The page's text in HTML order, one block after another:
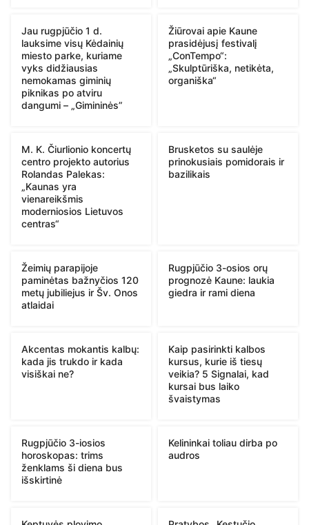
Jau rugpjūčio 1 d.
lauksime visų Kėdainių
miesto parke, kuriame
vyks didžiausias
nemokamas giminių
piknikas po atviru
dangumi – „Gimininės”
Žiūrovai apie Kaune
prasidėjusį festivalį
„ConTempo“:
„Skulptūriška, netikėta,
organiška“
M. K. Čiurlionio koncertų
centro projekto autorius
Rolandas Palekas:
„Kaunas yra
vienareikšmis
moderniosios Lietuvos
centras“
Brusketos su saulėje
prinokusiais pomidorais ir
bazilikais
Žeimių parapijoje
paminėtas bažnyčios 120
metų jubiliejus ir Šv. Onos
atlaidai
Rugpjūčio 3-osios orų
prognozė Kaune: laukia
giedra ir rami diena
Akcentas mokantis kalbų:
kada jis trukdo ir kada
visiškai ne?
Kaip pasirinkti kalbos
kursus, kurie iš tiesų
veikia? 5 Signalai, kad
kursai bus laiko
švaistymas
Rugpjūčio 3-iosios
horoskopas: trims
ženklams ši diena bus
išskirtinė
Kelininkai toliau dirba po
audros